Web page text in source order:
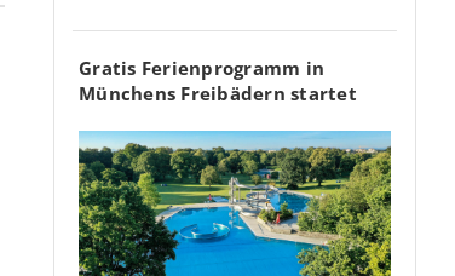
Gratis Ferienprogramm in
Münchens Freibädern startet